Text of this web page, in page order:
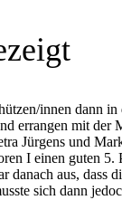
innen dann
errangen mit der
Jürgens und
I einen guten 5.
danach aus, dass
sich dann